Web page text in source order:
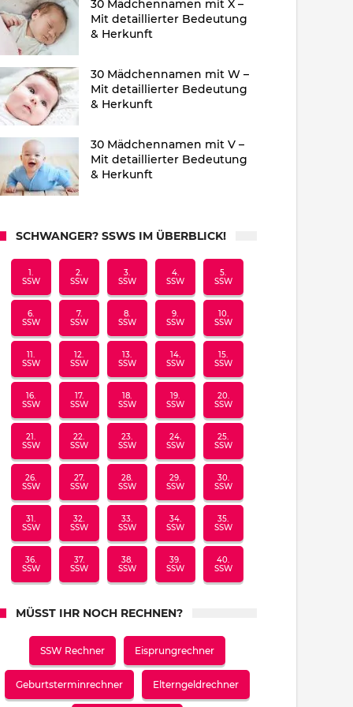
30 Mädchennamen mit X –
Mit detaillierter Bedeutung
& Herkunft
30 Mädchennamen mit W –
Mit detaillierter Bedeutung
& Herkunft
30 Mädchennamen mit V –
Mit detaillierter Bedeutung
& Herkunft
SCHWANGER? SSWS IM ÜBERBLICK!
1.
SSW
2.
SSW
3.
SSW
4.
SSW
5.
SSW
6.
SSW
7.
SSW
8.
SSW
9.
SSW
10.
SSW
11.
SSW
12.
SSW
13.
SSW
14.
SSW
15.
SSW
16.
SSW
17.
SSW
18.
SSW
19.
SSW
20.
SSW
21.
SSW
22.
SSW
23.
SSW
24.
SSW
25.
SSW
26.
SSW
27.
SSW
28.
SSW
29.
SSW
30.
SSW
31.
SSW
32.
SSW
33.
SSW
34.
SSW
35.
SSW
36.
SSW
37.
SSW
38.
SSW
39.
SSW
40.
SSW
MÜSST IHR NOCH RECHNEN?
SSW Rechner Eisprungrechner
Geburtsterminrechner Elterngeldrechner